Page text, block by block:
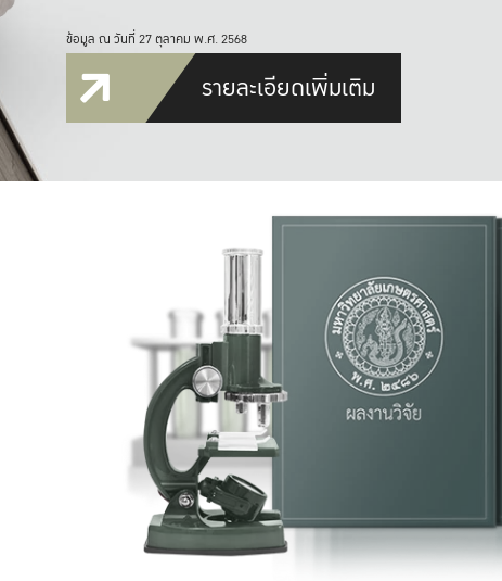
ข้อมูล ณ วันที่ 27 ตุลาคม พ.ศ. 2568
รายละเอียดเพิ่มเติม